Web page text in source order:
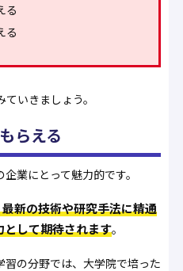
る
る
いきましょう。
らえる
業にとって魅力的です。
新の技術や研究手法に精通
して期待されます。
の分野では、大学院で培った